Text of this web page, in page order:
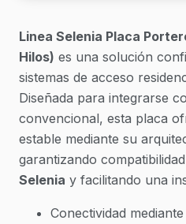
Linea Selenia Placa
Hilos) es una solución
sistemas de acceso
Diseñada para integrarse
convencional, esta placa
estable mediante su
garantizando
Selenia y facilitando una
Conectividad